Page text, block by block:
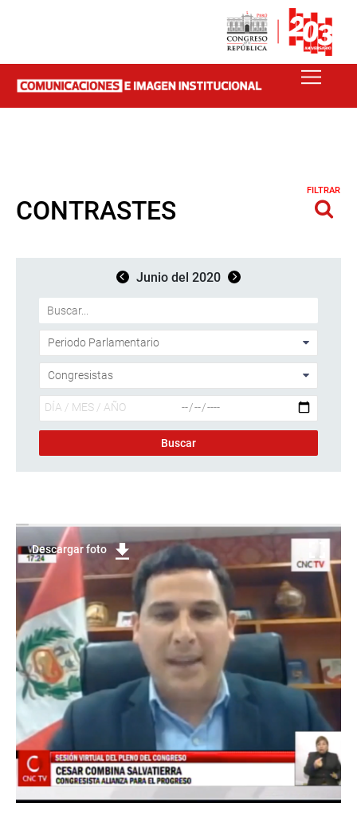
CONTRASTES
FILTRAR
Junio del 2020
Descargar foto